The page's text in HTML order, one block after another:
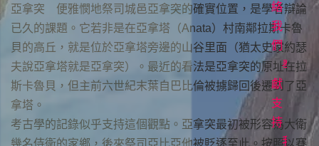
專
欄
電
影
《1946》
台
灣
首
滋
關
懷
絡
我
們
奉
獻
支
持
我
亞拿突 便雅憫地祭司城邑亞拿突的確實位置，是學者辯論
已久的課題。它若非是在亞拿塔（Anata）村南鄰拉斯卡魯
貝的高丘，就是位於亞拿塔旁邊的山谷里面（猶太史家約瑟
夫說亞拿塔就是亞拿突）。最近的看法是亞拿突的原址在拉
斯卡魯貝，但主前六世紀末葉自巴比倫被擄歸回後遷到了亞
拿塔。
考古學的記錄似乎支持這個觀點。亞拿突最初被形容為大衛
幾名侍衛的家鄉，後來祭司亞比亞他被貶逐至此。按照以賽